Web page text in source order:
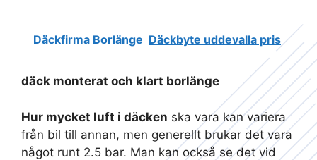
Däckfirma Borlänge Däckbyte uddevalla pris
däck monterat och klart borlänge
Hur mycket luft i däcken ska vara kan variera
från bil till annan, men generellt brukar det vara
något runt 2.5 bar. Man kan också se det vid